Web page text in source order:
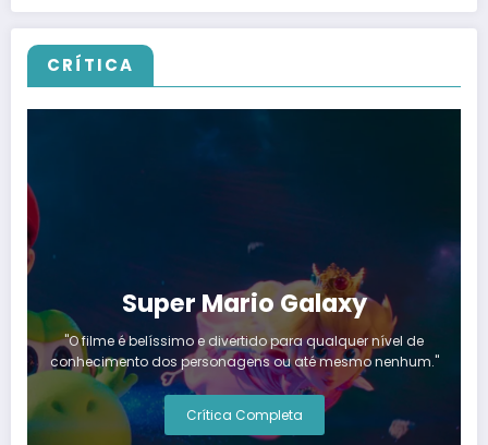
CRÍTICA
Super Mario Galaxy
"O filme é belíssimo e divertido para qualquer nível de
conhecimento dos personagens ou até mesmo nenhum."
Crítica Completa